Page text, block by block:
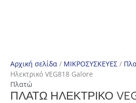
Αρχική σελίδα / ΜΙΚΡΟΣΥΣΚΕΥΕΣ /
Ηλεκτρικό VEG818 Galore
Πλατώ
ΠΛΑΤΏ ΗΛΕΚΤΡΙΚΌ